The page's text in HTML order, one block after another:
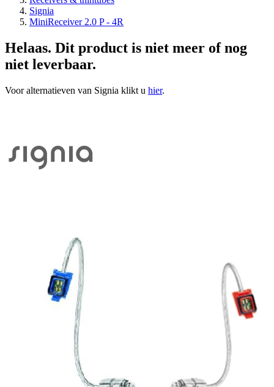
Signia
MiniReceiver 2.0 P - 4R
Helaas. Dit product is niet meer of nog
niet leverbaar.
Voor alternatieven van Signia klikt u hier.